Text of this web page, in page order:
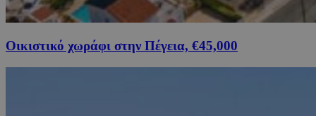
Οικιστικό χωράφι στην Πέγεια, €45,000